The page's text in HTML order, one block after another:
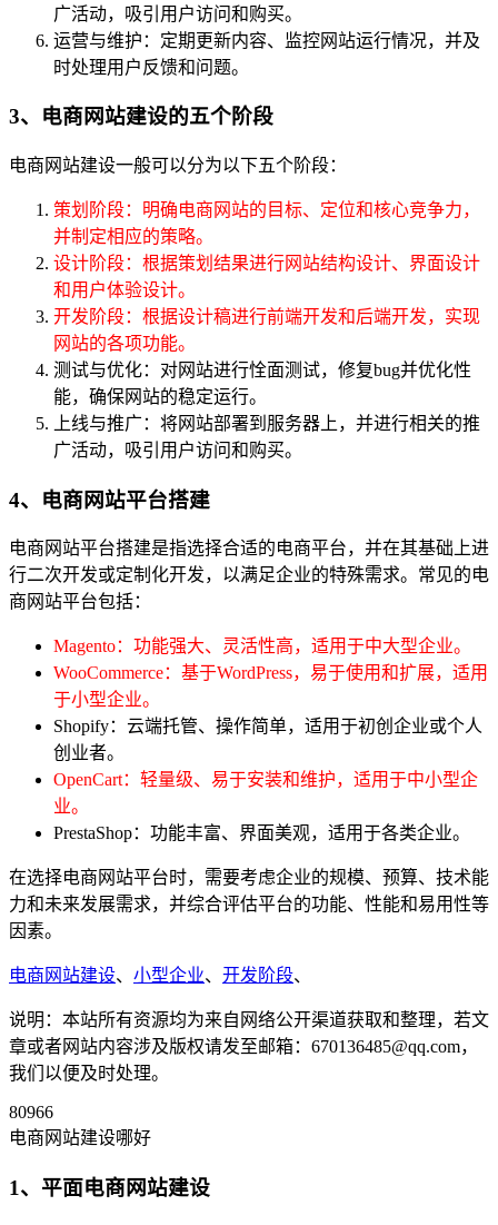
广活动，吸引用户访问和购买。
运营与维护：定期更新内容、监控网站运行情况，并及
时处理用户反馈和问题。
3、电商网站建设的五个阶段
电商网站建设一般可以分为以下五个阶段：
策划阶段：明确电商网站的目标、定位和核心竞争力，
并制定相应的策略。
设计阶段：根据策划结果进行网站结构设计、界面设计
和用户体验设计。
开发阶段：根据设计稿进行前端开发和后端开发，实现
网站的各项功能。
测试与优化：对网站进行恮面测试，修复bug并优化性
能，确保网站的稳定运行。
上线与推广：将网站部署到服务器上，并进行相关的推
广活动，吸引用户访问和购买。
4、电商网站平台搭建
电商网站平台搭建是指选择合适的电商平台，并在其基础上进
行二次开发或定制化开发，以满足企业的特殊需求。常见的电
商网站平台包括：
Magento：功能强大、灵活性高，适用于中大型企业。
WooCommerce：基于WordPress，易于使用和扩展，适用
于小型企业。
Shopify：云端托管、操作简单，适用于初创企业或个人
创业者。
OpenCart：轻量级、易于安装和维护，适用于中小型企
业。
PrestaShop：功能丰富、界面美观，适用于各类企业。
在选择电商网站平台时，需要考虑企业的规模、预算、技术能
力和未来发展需求，并综合评估平台的功能、性能和易用性等
因素。
电商网站建设、 小型企业、 开发阶段、
说明：本站所有资源均为来自网络公开渠道获取和整理，若文
章或者网站内容涉及版权请发至邮箱：670136485@qq.com，
我们以便及时处理。
80966
电商网站建设哪好
1、平面电商网站建设